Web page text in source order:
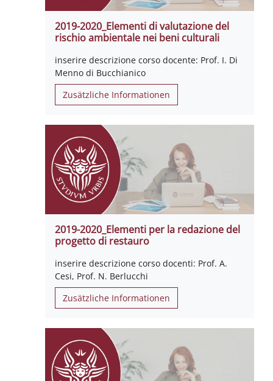
2019-2020_Elementi di valutazione del
rischio ambientale nei beni culturali
inserire descrizione corso docente: Prof. I. Di
Menno di Bucchianico
Zusätzliche Informationen
2019-2020_Elementi per la redazione del
progetto di restauro
inserire descrizione corso docenti: Prof. A.
Cesi, Prof. N. Berlucchi
Zusätzliche Informationen